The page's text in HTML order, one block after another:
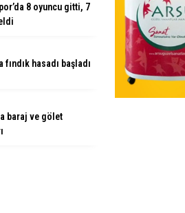
8 oyuncu gitti, 7
fındık hasadı başladı
baraj ve gölet